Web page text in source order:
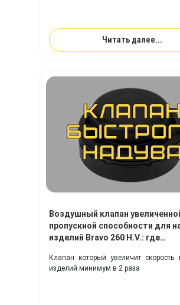
Читать далее...
Воздушный клапан
пропускной способности для
изделий Bravo 260 H.V.: где
преимущества
Клапан который увеличит скорость
изделий минимум в 2 раза